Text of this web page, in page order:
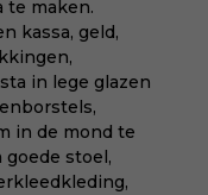
te maken.
kassa, geld,
in lege glazen
in de mond te
stoel,